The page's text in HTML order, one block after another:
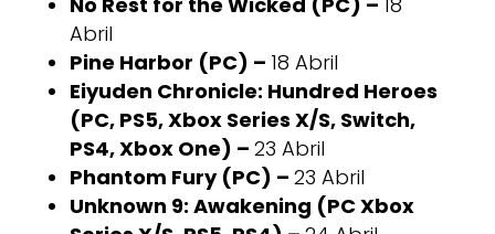
Abril
Pine Harbor (PC) – 18 Abril
Eiyuden Chronicle: Hundred Heroes
(PC, PS5, Xbox Series X/S, Switch,
PS4, Xbox One) – 23 Abril
Phantom Fury (PC) – 23 Abril
Unknown 9: Awakening (PC Xbox